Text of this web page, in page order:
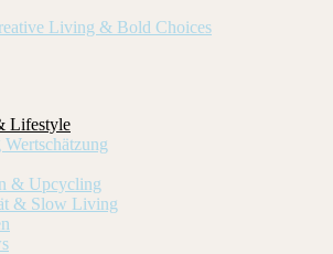
Lifestyle
& Upcycling
& Slow Living